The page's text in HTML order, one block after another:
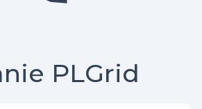
PLGrid